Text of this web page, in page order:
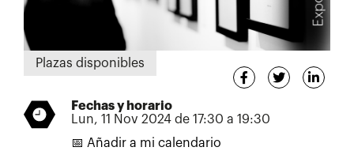
Plazas disponibles
Fechas y horario
Lun, 11 Nov 2024 de 17:30 a 19:30
📅 Añadir a mi calendario